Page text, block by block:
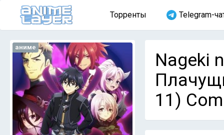
Торренты Telegram-
аниме
Nageki
11)